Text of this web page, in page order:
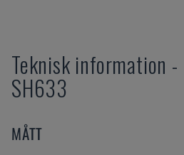
Teknisk information -
SH633
MÅTT